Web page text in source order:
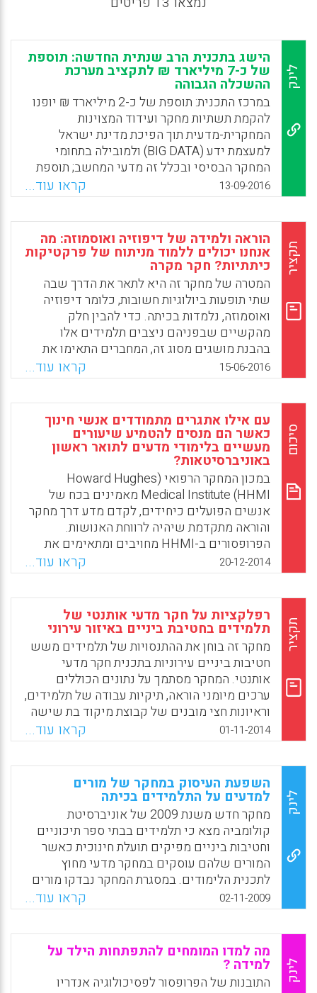
לינק
הישג בתכנית הרב שנתית החדשה: תוספת
של כ-7 מיליארד ₪ לתקציב מערכת
ההשכלה הגבוהה
במרכז התכנית: תוספת של כ-2 מיליארד ₪ יופנו
להקמת תשתיות מחקר ועידוד המצוינות
המחקרית-מדעית תוך הפיכת מדינת ישראל
למעצמת ידע (BIG DATA) ולמובילה בתחומי
המחקר הבסיסי ובכלל זה מדעי המחשב; תוספת
של כ-1 מיליארד ₪ לשילוב אוכלוסיות ייחודיות
במערכת ההשכלה הגבוהה, ובכלל זה: ערבים,
חרדים, המגזר האתיופי ותושבי הפריפריה (סה”כ
התקציב לשילוב יעמוד על 2.3 מיליארד ₪ );
הכשרת הון אנושי איכותי והתאמתו לצרכי המשק
והתעסוקה; קידום הבינלאומיות במערכת
ההשכלה הגבוהה במסגרתה יגיעו אלפי סטודנטים
מאמריקה, אירופה והמזרח הרחוק ללמוד בישראל
(המועצה להשכלה גבוהה).
WhatsApp
Facebook
Email
X
13-09-2016 קראו עוד...
תקציר
הוראה ולמידה של דיפוזיה ואוסמוזה: מה
אנחנו יכולים ללמוד מניתוח של פרקטיקות
כיתתיות? חקר מקרה
המטרה של מחקר זה היא לתאר את הדרך שבה
שתי תופעות ביולוגיות חשובות, כלומר דיפוזיה
ואוסמוזה, נלמדות בכיתה. כדי להבין חלק
מהקשיים שבפניהם ניצבים תלמידים אלו
בהבנת מושגים מסוג זה, המחברים התאימו את
המחקר שלהם לניתוח של פרקטיקות כיתתיות
בהתבסס על מסגרת תיאורטית המערבת ממדים
ספציפיים וכלליים של הוראת המדעים. תוצאות
המחקר מראות שלא ניתן לייחס את הקשיים
שבהם נתקלו התלמידים רק למאפיינים האישיים
שלהם (שלב ההתפתחות של דפוס החשיבה
המדעי, למידה קודמת וכו'). במקום זאת, הקשיים
מופיעים כקשורים בעיקר לפרקטיקות ההוראה
ולפוטנציאל שיש לפרקטיקות הללו במונחים של
מתן אפשרות לתלמידים לרכוש מושגים אלה
(Hasni, Abdelkrim; Dumais, Nancy; Roy,
Patrick, 2016).
WhatsApp
Facebook
Email
X
15-06-2016 קראו עוד...
סיכום
עם אילו אתגרים מתמודדים אנשי חינוך
כאשר הם מנסים להטמיע שיעורים
מעשיים בלימודי מדעים לתואר ראשון
באוניברסיטאות?
במכון המחקר הרפואי (Howard Hughes
Medical Institute (HHMI מאמינים בכח של
אנשים הפועלים כיחידים, לקדם מדע דרך מחקר
והוראה מתקדמת שיהיה לרווחת האנושות.
הפרופסורים ב-HHMI מחויבים ומתאימים את
עצמם להכשרת סטודנטים לתואר ראשון למדעים
ובמיוחד ליצירת מעורבות רבה יותר של
הסטודנטים בתהליך הלמידה. שיטות ההוראה
המתקדמות במכון מחקר רפואי זה במדעים,
השמות דגש על התנסות מעשית, החלו לחלחל
בקהילה האקדמית, וגרמו להנאה והתלהבות בקרב
הלומדים. בכתבה זו, ארבעה פרופסורים של
HHMI משתפים אותנו בכמה מהאתגרים שעמדו
ועומדים בפניהם (Nicole Kresge).
WhatsApp
Facebook
Email
X
20-12-2014 קראו עוד...
תקציר
רפלקציות על חקר מדעי אותנטי של
תלמידים בחטיבת ביניים באיזור עירוני
מחקר זה בוחן את ההתנסויות של תלמידים משש
חטיבות ביניים עירוניות בתכנית חקר מדעי
אותנטי. המחקר מסתמך על נתונים הכוללים
ערכים מיומני הוראה, תיקיות עבודה של תלמידים,
וראיונות חצי מובנים של קבוצת מיקוד בת שישה
משתתפים (Rivera Maulucci, Maria S. Brown,
Bryan A. Grey, Salina T. Sullivan, Shayna).
WhatsApp
Facebook
Email
X
01-11-2014 קראו עוד...
לינק
השפעת העיסוק במחקר של מורים
למדעים על התלמידים בכיתה
מחקר חדש משנת 2009 של אוניברסיטת
קולומביה מצא כי תלמידים בבתי ספר תיכוניים
וחטיבות ביניים מפיקים תועלת חינוכית כאשר
המורים שלהם עוסקים במחקר מדעי מחוץ
לתכנית הלימודים. במסגרת המחקר נבדקו מורים
למדעים מניו יורק שהשתתפו בתכנית מחקרית
באוניברסיטת קולומביה ((CUSRP, כאשר
במקביל בדק המחקר גם את התקדמותם
והישגיהם של התלמידים בכיתות המדעים
שלמדו אצלם. ממצאי המחקר מלמדים כי
ההשפעה על התלמידים אינה מיידית אלא לאורך
02-11-2009 קראו עוד...
לינק
מה למדו המומחים להתפתחות הילד על
למידה ?
התובנות של הפרופסור לפסיכולוגיה אנדריו